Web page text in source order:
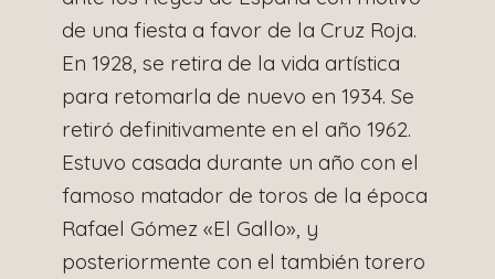
de una fiesta a favor de la Cruz Roja.
En 1928, se retira de la vida artística
para retomarla de nuevo en 1934. Se
retiró definitivamente en el año 1962.
Estuvo casada durante un año con el
famoso matador de toros de la época
Rafael Gómez «El Gallo», y
posteriormente con el también torero